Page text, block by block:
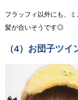
フラッフィ以外にも、
髪が合いそうです◎
（4）お団子ツイ